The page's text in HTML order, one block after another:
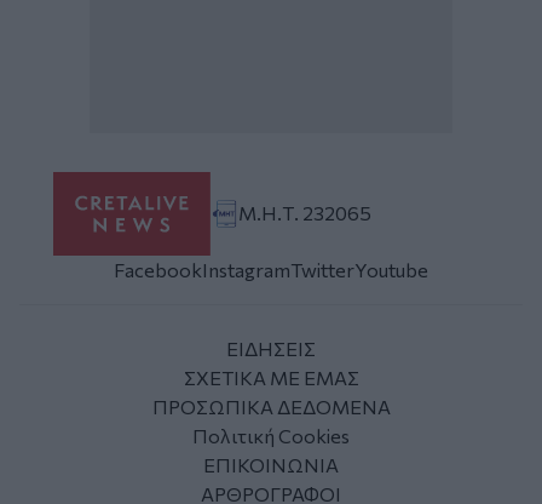
Μ.Η.Τ. 232065
FacebookInstagramTwitterYoutube
ΕΙΔΗΣΕΙΣ
ΣΧΕΤΙΚΑ ΜΕ ΕΜΑΣ
ΠΡΟΣΩΠΙΚΑ ΔΕΔΟΜΕΝΑ
Πολιτική Cookies
ΕΠΙΚΟΙΝΩΝΙΑ
ΑΡΘΡΟΓΡΑΦΟΙ